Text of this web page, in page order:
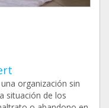
organización sin
situación de los